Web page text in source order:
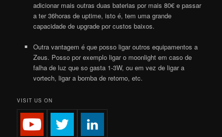
adicionar mais outras duas baterias por mais 80€ e passar
a ter 36horas de uptime, isto é, tem uma grande
capacidade de upgrade por custos baixos.
Outra vantagem é que posso ligar outros equipamentos a
Zeus. Posso por exemplo ligar o moonlight em caso de
falha de luz que so gasta 1-3W, ou em vez de ligar a
vortech, ligar a bomba de retorno, etc.
VISIT US ON